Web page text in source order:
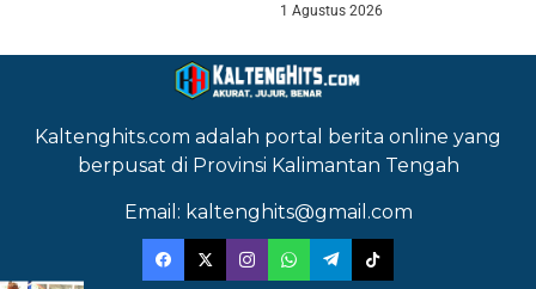
1 Agustus 2026
Kaltenghits.com adalah portal berita online yang
berpusat di Provinsi Kalimantan Tengah
Email: kaltenghits@gmail.com